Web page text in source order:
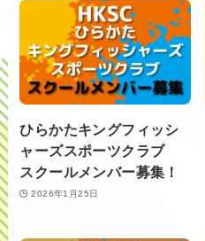
ひらかたキングフィッシ
ャーズスポーツクラブ
スクールメンバー募集！
2026年1月25日